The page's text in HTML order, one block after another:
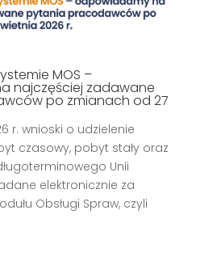
MOS –
najczęściej zadawane
po zmianach od 27
r. wnioski o udzielenie
czasowy, pobyt stały oraz
Unii
elektronicznie za
Obsługi Spraw, czyli